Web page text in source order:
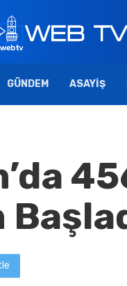
GÜNDEM ASAYIŞ